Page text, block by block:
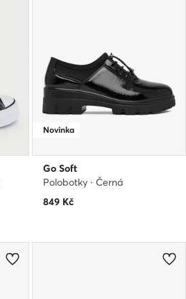
Novinka
Go Soft
Polobotky · Černá
849 Kč